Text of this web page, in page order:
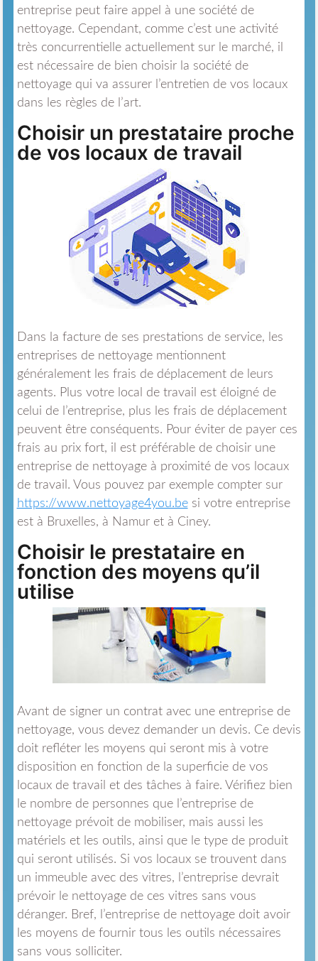
entreprise peut faire appel à une société de
nettoyage. Cependant, comme c’est une activité
très concurrentielle actuellement sur le marché, il
est nécessaire de bien choisir la société de
nettoyage qui va assurer l’entretien de vos locaux
dans les règles de l’art.
Choisir un prestataire proche
de vos locaux de travail
Dans la facture de ses prestations de service, les
entreprises de nettoyage mentionnent
généralement les frais de déplacement de leurs
agents. Plus votre local de travail est éloigné de
celui de l’entreprise, plus les frais de déplacement
peuvent être conséquents. Pour éviter de payer ces
frais au prix fort, il est préférable de choisir une
entreprise de nettoyage à proximité de vos locaux
de travail. Vous pouvez par exemple compter sur
https://www.nettoyage4you.besi votre entreprise
est à Bruxelles, à Namur et à Ciney.
Choisir le prestataire en
fonction des moyens qu’il
utilise
Avant de signer un contrat avec une entreprise de
nettoyage, vous devez demander un devis. Ce devis
doit refléter les moyens qui seront mis à votre
disposition en fonction de la superficie de vos
locaux de travail et des tâches à faire. Vérifiez bien
le nombre de personnes que l’entreprise de
nettoyage prévoit de mobiliser, mais aussi les
matériels et les outils, ainsi que le type de produit
qui seront utilisés. Si vos locaux se trouvent dans
un immeuble avec des vitres, l’entreprise devrait
prévoir le nettoyage de ces vitres sans vous
déranger. Bref, l’entreprise de nettoyage doit avoir
les moyens de fournir tous les outils nécessaires
sans vous solliciter.